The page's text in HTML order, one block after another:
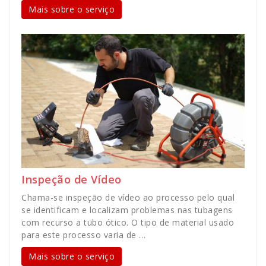
Mais sobre o serviço
Inspeção de Vídeo
Chama-se inspeção de vídeo ao processo pelo qual
se identificam e localizam problemas nas tubagens
com recurso a tubo ótico. O tipo de material usado
para este processo varia de …
Mais sobre o serviço